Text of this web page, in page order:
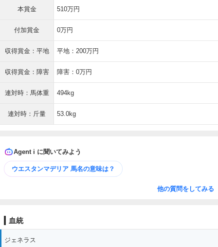
本賞金 510万円
付加賞金 0万円
収得賞金：平地 平地：200万円
収得賞金：障害 障害：0万円
連対時：馬体重 494kg
連対時：斤量 53.0kg
Agent i に聞いてみよう
ウエスタンマデリア 馬名の意味は？
他の質問をしてみる
血統
ジェネラス